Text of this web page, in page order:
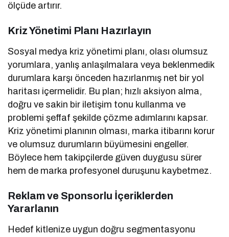
ölçüde artırır.
Kriz Yönetimi Planı Hazırlayın
Sosyal medya kriz yönetimi planı, olası olumsuz
yorumlara, yanlış anlaşılmalara veya beklenmedik
durumlara karşı önceden hazırlanmış net bir yol
haritası içermelidir. Bu plan; hızlı aksiyon alma,
doğru ve sakin bir iletişim tonu kullanma ve
problemi şeffaf şekilde çözme adımlarını kapsar.
Kriz yönetimi planının olması, marka itibarını korur
ve olumsuz durumların büyümesini engeller.
Böylece hem takipçilerde güven duygusu sürer
hem de marka profesyonel duruşunu kaybetmez.
Reklam ve Sponsorlu İçeriklerden
Yararlanın
Hedef kitlenize uygun doğru segmentasyonu